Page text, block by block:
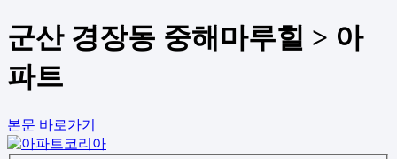
군산 경장동 중해마루힐 > 아
파트
본문 바로가기